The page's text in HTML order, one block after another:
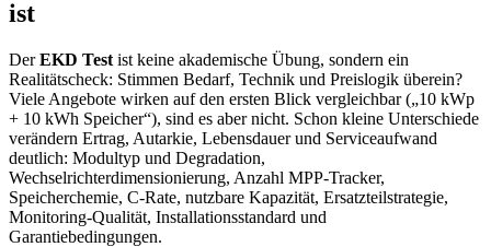
ist
DerEKD Test ist keine akademische Übung, sondern ein
Realitätscheck: Stimmen Bedarf, Technik und Preislogik überein?
Viele Angebote wirken auf den ersten Blick vergleichbar („10 kWp
+ 10 kWh Speicher“), sind es aber nicht. Schon kleine Unterschiede
verändern Ertrag, Autarkie, Lebensdauer und Serviceaufwand
deutlich: Modultyp und Degradation,
Wechselrichterdimensionierung, Anzahl MPP-Tracker,
Speicherchemie, C-Rate, nutzbare Kapazität, Ersatzteilstrategie,
Monitoring-Qualität, Installationsstandard und
Garantiebedingungen.